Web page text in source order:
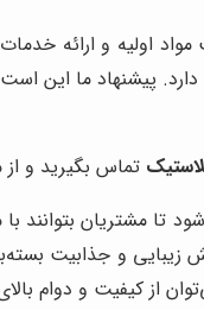
اولیه و ارائه
پیشنهاد ما این است
تماس بگیرید و از
بتوانند با
و جذابیت
از کیفیت و دوام